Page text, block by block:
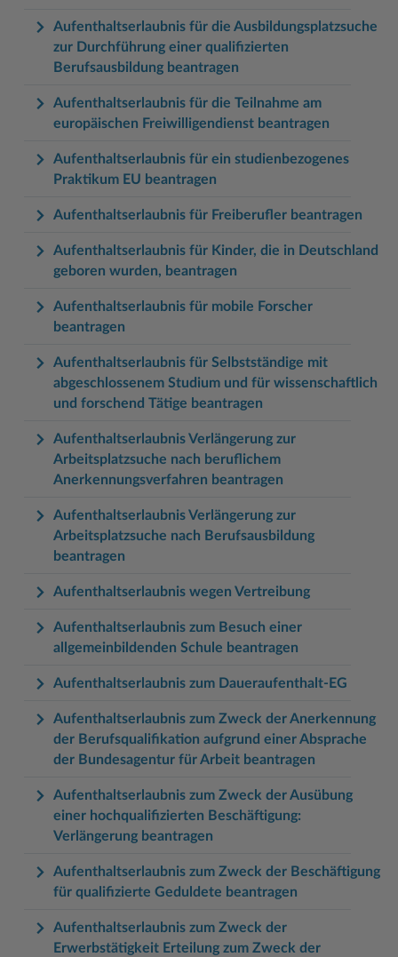
Aufenthaltserlaubnis für die Ausbildungsplatzsuche
zur Durchführung einer qualifizierten
Berufsausbildung beantragen
Aufenthaltserlaubnis für die Teilnahme am
europäischen Freiwilligendienst beantragen
Aufenthaltserlaubnis für ein studienbezogenes
Praktikum EU beantragen
Aufenthaltserlaubnis für Freiberufler beantragen
Aufenthaltserlaubnis für Kinder, die in Deutschland
geboren wurden, beantragen
Aufenthaltserlaubnis für mobile Forscher
beantragen
Aufenthaltserlaubnis für Selbstständige mit
abgeschlossenem Studium und für wissenschaftlich
und forschend Tätige beantragen
Aufenthaltserlaubnis Verlängerung zur
Arbeitsplatzsuche nach beruflichem
Anerkennungsverfahren beantragen
Aufenthaltserlaubnis Verlängerung zur
Arbeitsplatzsuche nach Berufsausbildung
beantragen
Aufenthaltserlaubnis wegen Vertreibung
Aufenthaltserlaubnis zum Besuch einer
allgemeinbildenden Schule beantragen
Aufenthaltserlaubnis zum Daueraufenthalt-EG
Aufenthaltserlaubnis zum Zweck der Anerkennung
der Berufsqualifikation aufgrund einer Absprache
der Bundesagentur für Arbeit beantragen
Aufenthaltserlaubnis zum Zweck der Ausübung
einer hochqualifizierten Beschäftigung:
Verlängerung beantragen
Aufenthaltserlaubnis zum Zweck der Beschäftigung
für qualifizierte Geduldete beantragen
Aufenthaltserlaubnis zum Zweck der
Erwerbstätigkeit Erteilung zum Zweck der